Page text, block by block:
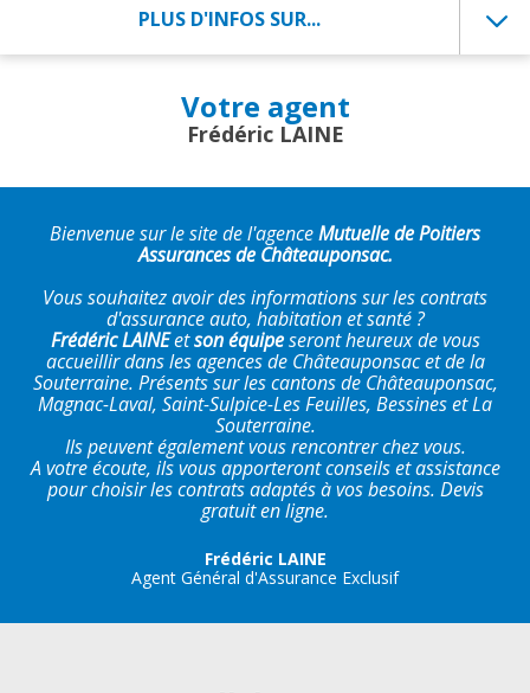
PLUS D'INFOS SUR...
Votre agent
Frédéric LAINE
Bienvenue sur le site de l'agenceMutuelle de Poitiers
Assurances de Châteauponsac.
Vous souhaitez avoir des informations sur les contrats
d'assurance auto, habitation et santé ?
Frédéric LAINEetson équipeseront heureux de vous
accueillir dans les agences de Châteauponsac et de la
Souterraine. Présents sur les cantons de Châteauponsac,
Magnac-Laval, Saint-Sulpice-Les Feuilles, Bessines et La
Souterraine.
Ils peuvent également vous rencontrer chez vous.
A votre écoute, ils vous apporteront conseils et assistance
pour choisir les contrats adaptés à vos besoins. Devis
gratuit en ligne.
Frédéric LAINE
Agent Général d'Assurance Exclusif